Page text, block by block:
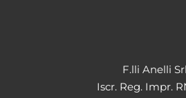
F.lli Anelli Srl
Iscr. Reg. Impr.